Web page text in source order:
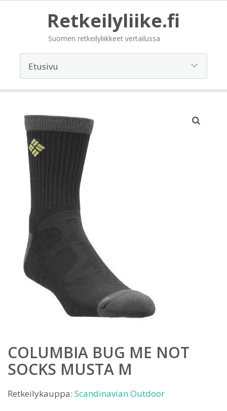
Retkeilyliike.fi
Suomen retkeilyliikkeet vertailussa
COLUMBIA BUG ME NOT
SOCKS MUSTA M
Retkeilykauppa: Scandinavian Outdoor